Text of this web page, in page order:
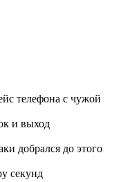
телефона с чужой
и выход
добрался до этого
секунд